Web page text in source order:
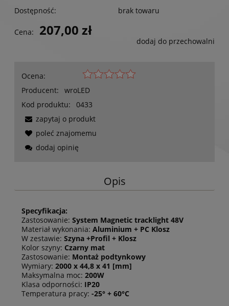
Dostępność: brak towaru
Cena: 207,00 zł
dodaj do przechowalni
Ocena:
Producent:
wroLED
Kod produktu:
0433
zapytaj o produkt
poleć znajomemu
dodaj opinię
Opis
Specyfikacja:
Zastosowanie: System Magnetic tracklight 48V
Materiał wykonania: Aluminium + PC Klosz
W zestawie: Szyna +Profil + Klosz
Kolor szyny: Czarny mat
Zastosowanie: Montaż podtynkowy
Wymiary: 2000 x 44,8 x 41 [mm]
Maksymalna moc: 200W
Klasa odporności: IP20
Temperatura pracy: -25° + 60°C